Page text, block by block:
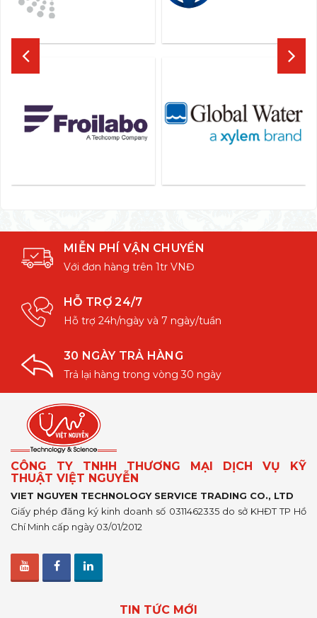
MIỄN PHÍ VẬN CHUYỂN
Với đơn hàng trên 1tr VNĐ
HỖ TRỢ 24/7
Hỗ trợ 24h/ngày và 7 ngày/tuần
30 NGÀY TRẢ HÀNG
Trả lại hàng trong vòng 30 ngày
CÔNG TY TNHH THƯƠNG MẠI DỊCH VỤ KỸ
THUẬT VIỆT NGUYỄN
VIET NGUYEN TECHNOLOGY SERVICE TRADING CO., LTD
Giấy phép đăng ký kinh doanh số 0311462335 do sở KHĐT TP Hồ
Chí Minh cấp ngày 03/01/2012
TIN TỨC MỚI